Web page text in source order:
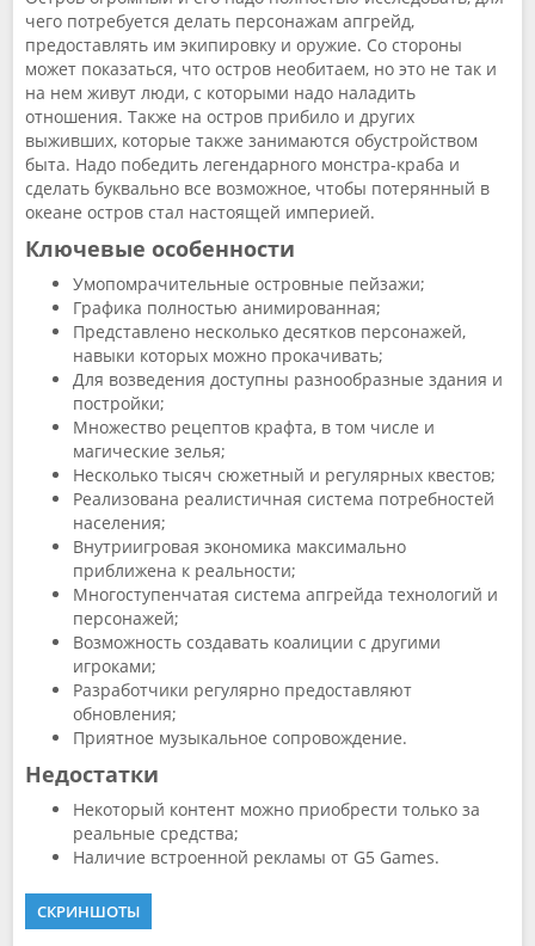
чего потребуется делать персонажам апгрейд,
предоставлять им экипировку и оружие. Со стороны
может показаться, что остров необитаем, но это не так и
на нем живут люди, с которыми надо наладить
отношения. Также на остров прибило и других
выживших, которые также занимаются обустройством
быта. Надо победить легендарного монстра-краба и
сделать буквально все возможное, чтобы потерянный в
океане остров стал настоящей империей.
Ключевые особенности
Умопомрачительные островные пейзажи;
Графика полностью анимированная;
Представлено несколько десятков персонажей,
навыки которых можно прокачивать;
Для возведения доступны разнообразные здания и
постройки;
Множество рецептов крафта, в том числе и
магические зелья;
Несколько тысяч сюжетный и регулярных квестов;
Реализована реалистичная система потребностей
населения;
Внутриигровая экономика максимально
приближена к реальности;
Многоступенчатая система апгрейда технологий и
персонажей;
Возможность создавать коалиции с другими
игроками;
Разработчики регулярно предоставляют
обновления;
Приятное музыкальное сопровождение.
Недостатки
Некоторый контент можно приобрести только за
реальные средства;
Наличие встроенной рекламы от G5 Games.
СКРИНШОТЫ